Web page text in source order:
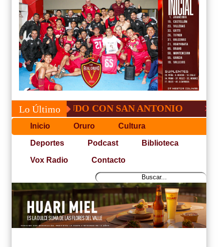
Lo Último
NO PUDO CON SAN ANTONIO COPA
Inicio Oruro Cultura
Deportes Podcast Biblioteca
Vox Radio Contacto